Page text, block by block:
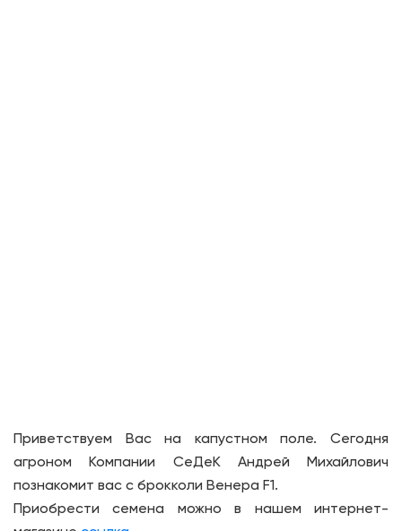
Приветствуем Вас на капустном поле. Сегодня
агроном Компании СеДеК Андрей Михайлович
познакомит вас с брокколи Венера F1.
Приобрести семена можно в нашем интернет-